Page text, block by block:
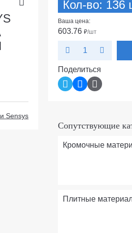
Кол-во: 136
Ваша цена:
603.76₽/шт
Поделиться
Сопутствующие
Кромочные
Плитные
Sensys